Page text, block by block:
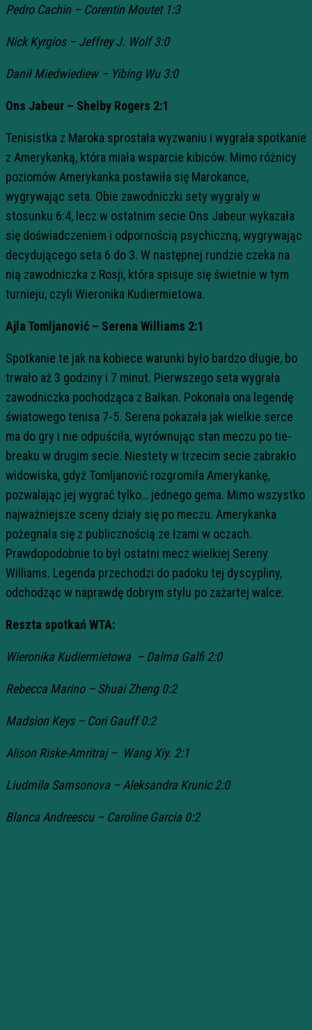
Pedro Cachin – Corentin Moutet 1:3
Nick Kyrgios – Jeffrey J. Wolf 3:0
Danił Miedwiediew – Yibing Wu 3:0
Ons Jabeur – Shelby Rogers 2:1
Tenisistka z Maroka sprostała wyzwaniu i wygrała spotkanie
z Amerykanką, która miała wsparcie kibiców. Mimo różnicy
poziomów Amerykanka postawiła się Marokance,
wygrywając seta. Obie zawodniczki sety wygrały w
stosunku 6:4, lecz w ostatnim secie Ons Jabeur wykazała
się doświadczeniem i odpornością psychiczną, wygrywając
decydującego seta 6 do 3. W następnej rundzie czeka na
nią zawodniczka z Rosji, która spisuje się świetnie w tym
turnieju, czyli Wieronika Kudiermietowa.
Ajla Tomljanović – Serena Williams 2:1
Spotkanie te jak na kobiece warunki było bardzo długie, bo
trwało aż 3 godziny i 7 minut. Pierwszego seta wygrała
zawodniczka pochodząca z Bałkan. Pokonała ona legendę
światowego tenisa 7-5. Serena pokazała jak wielkie serce
ma do gry i nie odpuściła, wyrównując stan meczu po tie-
breaku w drugim secie. Niestety w trzecim secie zabrakło
widowiska, gdyż Tomljanović rozgromiła Amerykankę,
pozwalając jej wygrać tylko… jednego gema. Mimo wszystko
najważniejsze sceny działy się po meczu. Amerykanka
pożegnała się z publicznością ze łzami w oczach.
Prawdopodobnie to był ostatni mecz wielkiej Sereny
Williams. Legenda przechodzi do padoku tej dyscypliny,
odchodząc w naprawdę dobrym stylu po zażartej walce.
Reszta spotkań WTA:
Wieronika Kudiermietowa – Dalma Galfi 2:0
Rebecca Marino – Shuai Zheng 0:2
Madsion Keys – Cori Gauff 0:2
Alison Riske-Amritraj – Wang Xiy. 2:1
Liudmila Samsonova – Aleksandra Krunic 2:0
Blanca Andreescu – Caroline Garcia 0:2